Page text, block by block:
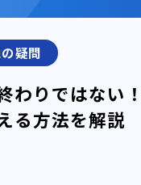
疑問
わりではない
る方法を解説